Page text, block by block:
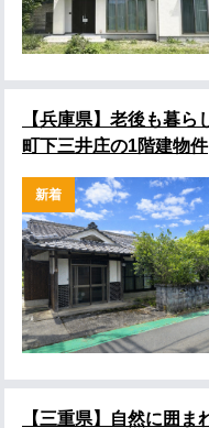
【兵庫県】老後も暮ら
町下三井庄の1階建物件
新着
【三重県】自然に囲